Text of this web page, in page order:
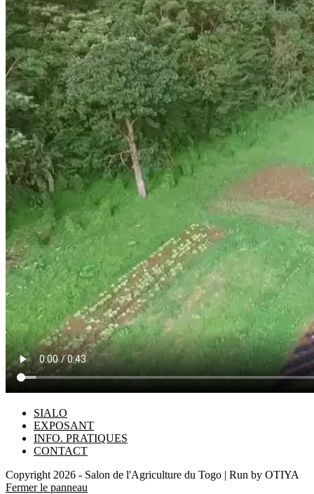
SIALO
EXPOSANT
INFO. PRATIQUES
CONTACT
Copyright 2026 - Salon de l'Agriculture du Togo | Run by OTIYA
Fermer le panneau